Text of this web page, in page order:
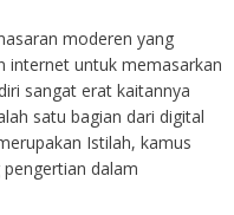
moderen yang
internet untuk memasarkan
sangat erat kaitannya
satu bagian dari digital
Istilah, kamus
dalam